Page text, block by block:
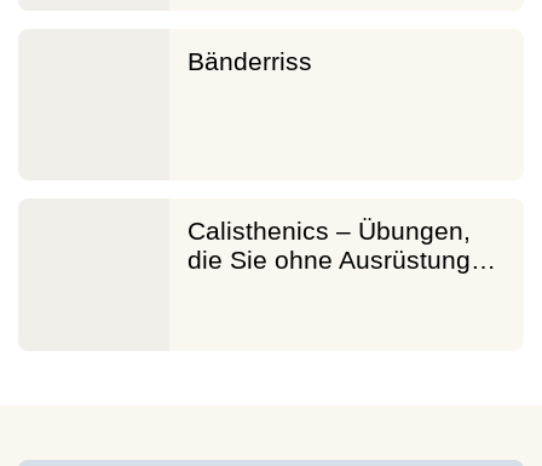
Bänderriss
Calisthenics – Übungen,
die Sie ohne Ausrüstung…